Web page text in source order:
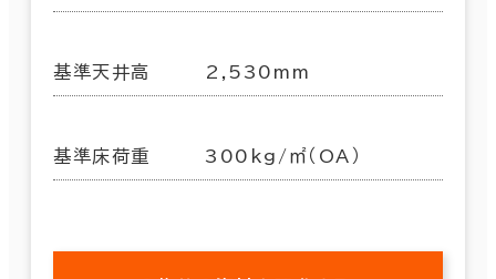
基準天井高 2,530mm
基準床荷重 300kg/㎡（OA）